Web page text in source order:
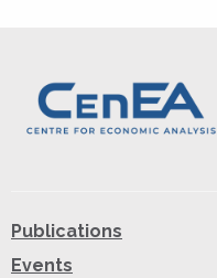
Publications
Events